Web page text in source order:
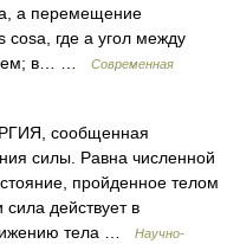
а перемещение
cosa, где a угол между
в… …
Современная
сообщенная
силы. Равна численной
пройденное телом
действует в
тела …
Научно-